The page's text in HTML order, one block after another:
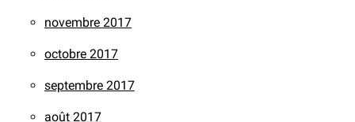
novembre 2017
octobre 2017
septembre 2017
août 2017